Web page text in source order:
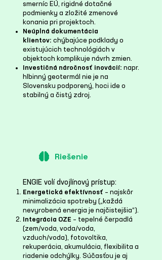
smerníc EÚ, rigidné dotačné
podmienky a zložité zmenové
konania pri projektoch.
Neúplná dokumentácia
klientov: chýbajúce podklady o
existujúcich technológiách v
objektoch komplikuje návrh zmien.
Investičná náročnosť inovácií: napr.
hlbinný geotermál nie je na
Slovensku podporený, hoci ide o
stabilný a čistý zdroj.
Riešenie
ENGIE volí dvojlínový prístup:
Energetická efektívnosť – najskôr
minimalizácia spotreby („každá
nevyrobená energia je najčistejšia“).
Integrácia OZE – tepelné čerpadlá
(zem/voda, voda/voda,
vzduch/voda), fotovoltika,
rekuperácia, akumulácia, flexibilita a
riadenie odchýlky. Súčasťou je aj